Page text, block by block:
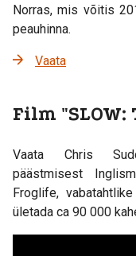
Norras, mis võitis
peauhinna.
Vaata
Film "SLOW:
Vaata Chris
päästmisest
Froglife,
ületada ca 90 000